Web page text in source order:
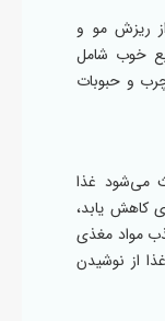
ریزش مو و
خوب شامل
و حبوبات
می‌شود غذا
کاهش یابد،
مواد مغذی
از غذا از نوشیدن